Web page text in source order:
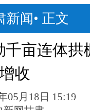
新闻• 正文
千亩连体拱
收
05月18日 15:19